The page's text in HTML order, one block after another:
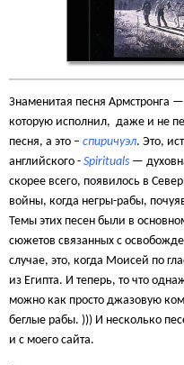
Знаменитая песня Армстронга —
которую исполнил, даже и не
песня, а это – спиричуэл. Это,
английского - Spirituals —
скорее всего, появилось в
войны, когда негры-рабы,
Темы этих песен были в
сюжетов связанных с
случае, это, когда Моисей по
из Египта. И теперь, то что
можно как просто джазовую
беглые рабы. ))) И несколько
и с моего сайта.